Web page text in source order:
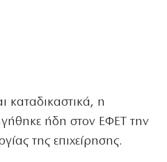
καταδικαστικά, η
ήδη στον ΕΦΕΤ την
της επιχείρησης.